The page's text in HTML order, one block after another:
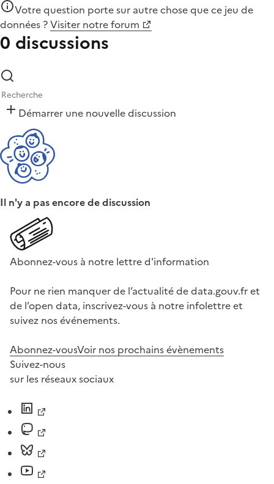
Votre question porte sur autre chose quece jeu de
données ?Visiter notre forum
0 discussions
Démarrer une nouvelle discussion
Il n'y a pas encore de discussion
Abonnez-vous à notre lettre d'information
Pour ne rien manquer de l’actualité de data.gouv.fr et
de l’open data, inscrivez-vous à notre infolettre et
suivez nos événements.
Abonnez-vousVoir nos prochains évènements
Suivez-nous
sur les réseaux sociaux